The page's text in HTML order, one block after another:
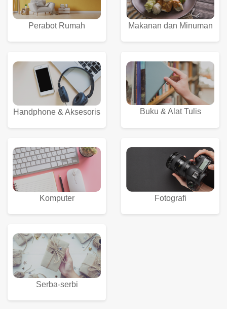
Perabot Rumah Makanan dan Minuman
Handphone & Aksesoris Buku & Alat Tulis
Komputer Fotografi
Serba-serbi